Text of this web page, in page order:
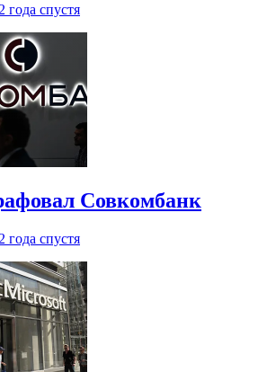
2 года спустя
Совкомбанк
2 года спустя